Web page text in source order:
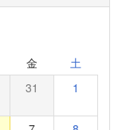
金 土
31 1